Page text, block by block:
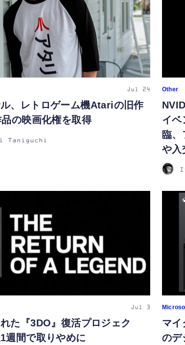
Jul 24
、レトロゲーム機Atariの旧作
の映画化権を取得
Taniguchi
Other
イ
臨
や入
Jul 3
た『3DO』復活プロジェク
1週間で取りやめに
マイ
のデ